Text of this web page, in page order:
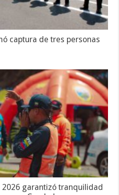
captura de tres personas
2026 garantizó tranquilidad